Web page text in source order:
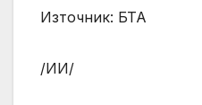
Източник: БТА
/ИИ/